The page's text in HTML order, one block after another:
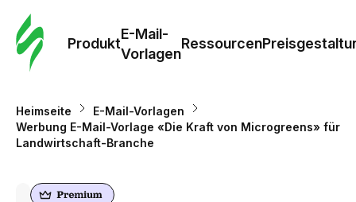
Produkt
E-Mail-
Vorlagen
Ressourcen
Heimseite
E-Mail-Vorlagen
Werbung E-Mail-Vorlage «Die Kraft von Microgreens» für
Landwirtschaft-Branche